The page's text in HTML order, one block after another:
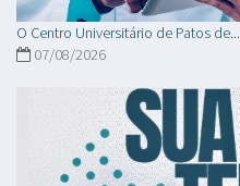
O Centro Universitário de Patos de...
07/08/2026